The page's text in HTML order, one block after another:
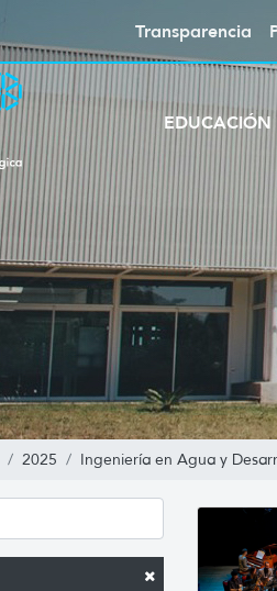
Transparencia
EDUCACIÓN
2025 Ingeniería en Agua y